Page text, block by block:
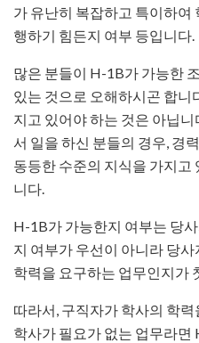
가 유난히 복잡하고 특이하여
행하기 힘든지 여부 등입니다.
많은 분들이 H-1B가 가능한
있는 것으로 오해하시곤 합니
지고 있어야 하는 것은 아닙
서 일을 하신 분들의 경우, 경
동등한 수준의 지식을 가지고
니다.
H-1B가 가능한지 여부는 당
지 여부가 우선이 아니라 당
학력을 요구하는 업무인지가
따라서, 구직자가 학사의 학
학사가 필요가 없는 업무라면